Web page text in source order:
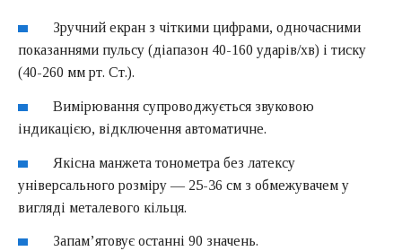
Зручний екран з чіткими цифрами, одночасними
показаннями пульсу (діапазон 40-160 ударів/хв) і тиску
(40-260 мм рт. Ст.).
Вимірювання супроводжується звуковою
індикацією, відключення автоматичне.
Якісна манжета тонометра без латексу
універсального розміру — 25-36 см з обмежувачем у
вигляді металевого кільця.
Запам’ятовує останні 90 значень.